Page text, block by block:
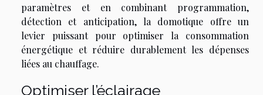
paramètres et en combinant programmation,
détection et anticipation, la domotique offre un
levier puissant pour optimiser la consommation
énergétique et réduire durablement les dépenses
liées au chauffage.
Optimiser l’éclairage